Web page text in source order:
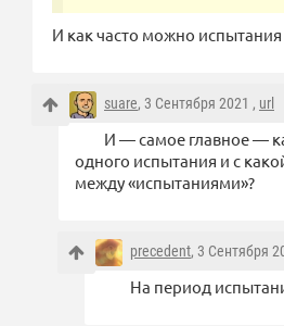
И как часто можно испытания
suare, 3 Сентября 2021 , url
И — самое главное —
одного испытания и с
между «испытаниями»?
precedent, 3 Сентября
На период